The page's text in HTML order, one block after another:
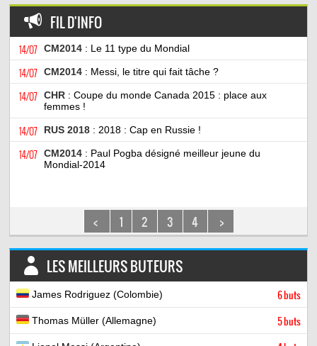
FIL D'INFO
14/07 CM2014 : Le 11 type du Mondial
14/07 CM2014 : Messi, le titre qui fait tâche ?
14/07 CHR : Coupe du monde Canada 2015 : place aux
femmes !
14/07 RUS 2018 : 2018 : Cap en Russie !
14/07 CM2014 : Paul Pogba désigné meilleur jeune du
Mondial-2014
< 1 2 3 4 >
LES MEILLEURS BUTEURS
James Rodriguez (Colombie) 6 buts
Thomas Müller (Allemagne) 5 buts